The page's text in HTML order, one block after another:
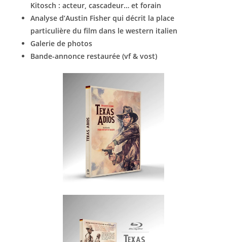
Kitosch : acteur, cascadeur… et forain
Analyse d’Austin Fisher qui décrit la place
particulière du film dans le western italien
Galerie de photos
Bande-annonce restaurée (vf & vost)